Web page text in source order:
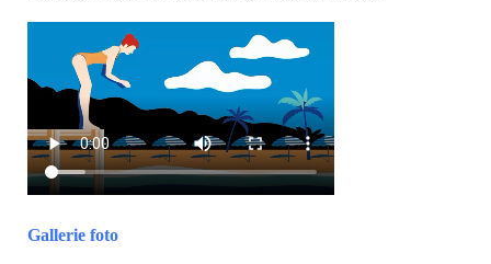
Gallerie foto